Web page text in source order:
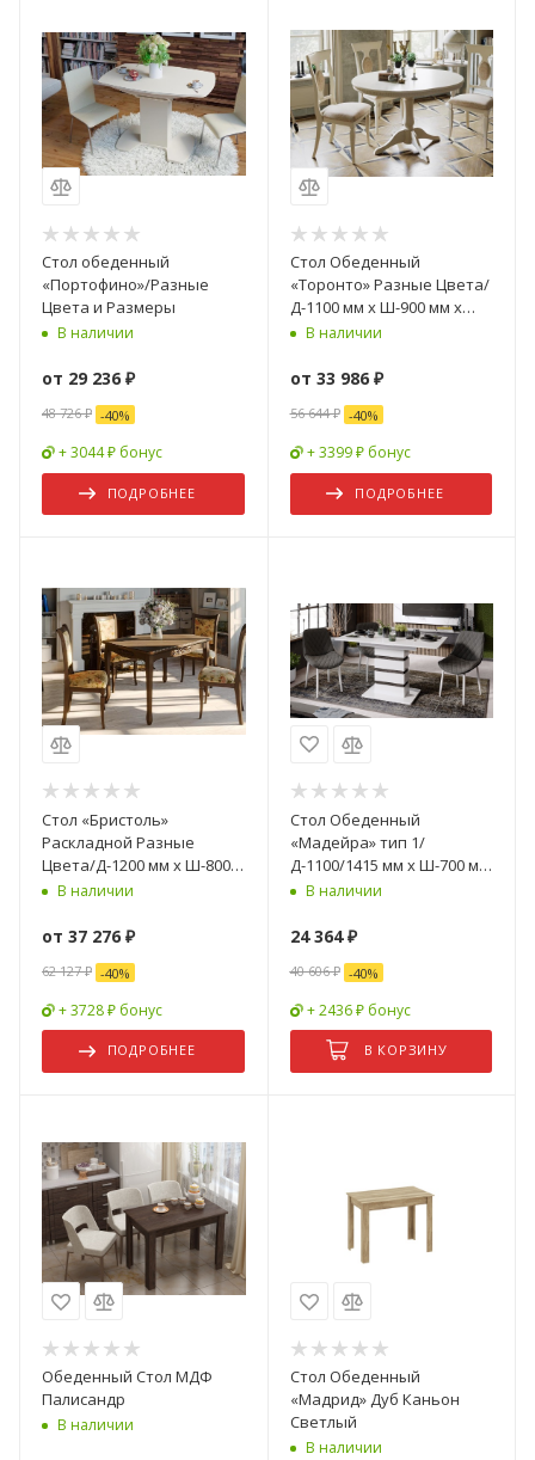
Стол обеденный
«Портофино»/Разные
Цвета и Размеры
В наличии
от 29 236 ₽
48 726 ₽ -40%
+ 3044 ₽ бонус
ПОДРОБНЕЕ
Стол Обеденный
«Торонто» Разные Цвета/
Д-1100 мм x Ш-900 мм x
В-750 мм
В наличии
от 33 986 ₽
56 644 ₽ -40%
+ 3399 ₽ бонус
ПОДРОБНЕЕ
Стол «Бристоль»
Раскладной Разные
Цвета/Д-1200 мм x Ш-800
мм x В-760 мм
В наличии
от 37 276 ₽
62 127 ₽ -40%
+ 3728 ₽ бонус
ПОДРОБНЕЕ
Стол Обеденный
«Мадейра» тип 1/
Д-1100/1415 мм x Ш-700 мм
x В-765 мм
В наличии
24 364₽
40 606₽ -40%
+ 2436 ₽ бонус
В КОРЗИНУ
Обеденный Стол МДФ
Палисандр
В наличии
Стол Обеденный
«Мадрид» Дуб Каньон
Cветлый
В наличии